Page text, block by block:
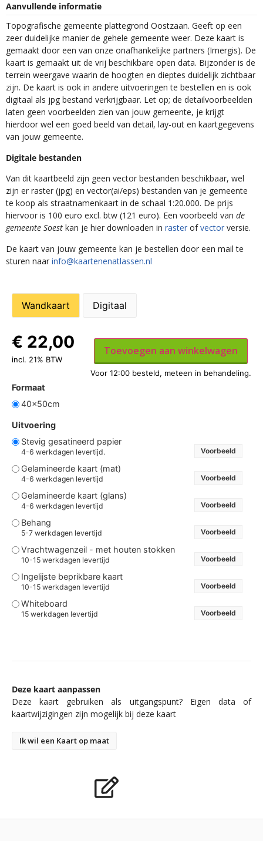
Aanvullende informatie
Topografische gemeente plattegrond Oostzaan. Geeft op een
zeer duidelijke manier de gehele gemeente weer. Deze kaart is
gemaakt door een van onze onafhankelijke partners (Imergis). De
kaart is gemaakt uit de vrij beschikbare open data. Bijzonder is de
terrein weergave waarin de hoogten en dieptes duidelijk zichtbaar
zijn. De kaart is ook in andere uitvoeringen te bestellen en is ook
digitaal als jpg bestand verkrijgbaar. Let op; de detailvoorbeelden
laten geen voorbeelden zien van jouw gemeente, je krijgt
hierdoor wel een goed beeld van detail, lay-out en kaartgegevens
van jouw gemeente.
Digitale bestanden
Van dit kaartbeeld zijn geen vector bestanden beschikbaar, wel
zijn er raster (jpg) en vector(ai/eps) bestanden van je gemeente
te koop als straatnamenkaart in de schaal 1:20.000. De prijs
hiervoor is 100 euro excl. btw (121 euro). Een voorbeeld van de
gemeente Soest kan je hier downloaden in raster ofvector versie.
De kaart van jouw gemeente kan je bestellen door een mail te
sturen naar info@kaartenenatlassen.nl
Wandkaart Digitaal
Formaat
40x50cm
Uitvoering
Stevig gesatineerd papier
4-6 werkdagen levertijd. Voorbeeld
Gelamineerde kaart (mat)
4-6 werkdagen levertijd Voorbeeld
Gelamineerde kaart (glans)
4-6 werkdagen levertijd Voorbeeld
Behang
5-7 werkdagen levertijd Voorbeeld
Vrachtwagenzeil - met houten stokken
10-15 werkdagen levertijd Voorbeeld
Ingelijste beprikbare kaart
10-15 werkdagen levertijd Voorbeeld
Whiteboard
15 werkdagen levertijd Voorbeeld
€ 22,00
incl. 21% BTW
Toevoegen aan winkelwagen
Deze kaart aanpassen
Deze kaart gebruiken als uitgangspunt? Eigen data of
kaartwijzigingen zijn mogelijk bij deze kaart
Ik wil een Kaart op maat